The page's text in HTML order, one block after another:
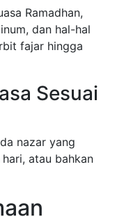
Ramadhan,
dan hal-hal
fajar hingga
Sesuai
nazar yang
atau bahkan